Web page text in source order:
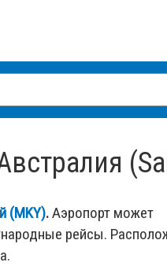
(MKY).Аэропорт может
рейсы.